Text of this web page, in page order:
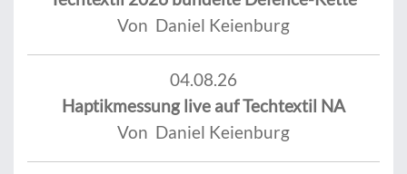
Von Daniel Keienburg
04.08.26
Haptikmessung live auf Techtextil NA
Von Daniel Keienburg